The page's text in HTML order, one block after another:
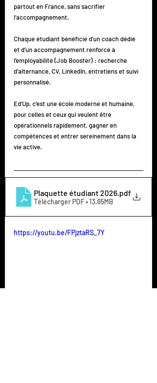
partout en France, sans sacrifier
l’accompagnement.
Chaque étudiant bénéficie d’un coach dédié
et d’un accompagnement renforcé à
l’employabilité (Job Booster) : recherche
d’alternance, CV, LinkedIn, entretiens et suivi
personnalisé.
Ed’Up, c’est une école moderne et humaine,
pour celles et ceux qui veulent être
opérationnels rapidement, gagner en
compétences et entrer sereinement dans la
vie active.
Plaquette étudiant 2026 .pdf
Télécharger PDF • 13.65MB
https://youtu.be/FPjztaRS_7Y